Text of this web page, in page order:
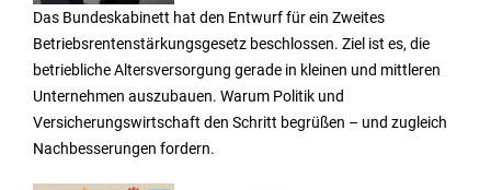
Das Bundeskabinett hat den Entwurf für ein Zweites
Betriebsrentenstärkungsgesetz beschlossen. Ziel ist es, die
betriebliche Altersversorgung gerade in kleinen und mittleren
Unternehmen auszubauen. Warum Politik und
Versicherungswirtschaft den Schritt begrüßen – und zugleich
Nachbesserungen fordern.